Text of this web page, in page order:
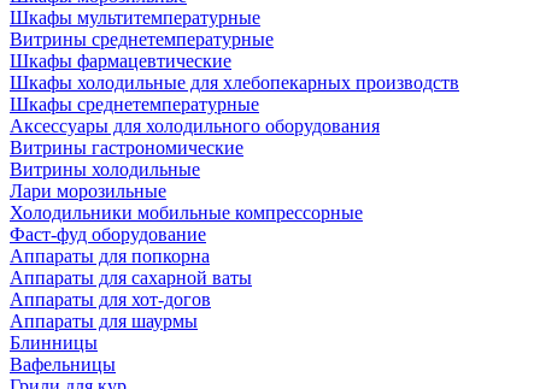
Шкафы мультитемпературные
Витрины среднетемпературные
Шкафы фармацевтические
Шкафы холодильные для хлебопекарных производств
Шкафы среднетемпературные
Аксессуары для холодильного оборудования
Витрины гастрономические
Витрины холодильные
Лари морозильные
Холодильники мобильные компрессорные
Фаст-фуд оборудование
Аппараты для попкорна
Аппараты для сахарной ваты
Аппараты для хот-догов
Аппараты для шаурмы
Блинницы
Вафельницы